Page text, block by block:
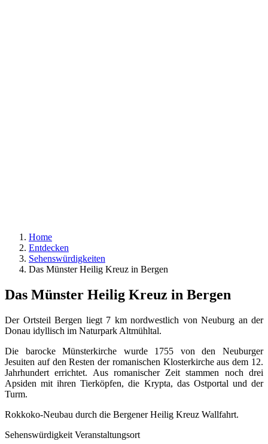
Home
Entdecken
Sehenswürdigkeiten
Das Münster Heilig Kreuz in Bergen
Das Münster Heilig Kreuz in Bergen
Der Ortsteil Bergen liegt 7 km nordwestlich von Neuburg an der
Donau idyllisch im Naturpark Altmühltal.
Die barocke Münsterkirche wurde 1755 von den Neuburger
Jesuiten auf den Resten der romanischen Klosterkirche aus dem 12.
Jahrhundert errichtet. Aus romanischer Zeit stammen noch drei
Apsiden mit ihren Tierköpfen, die Krypta, das Ostportal und der
Turm.
Rokkoko-Neubau durch die Bergener Heilig Kreuz Wallfahrt.
Sehenswürdigkeit Veranstaltungsort